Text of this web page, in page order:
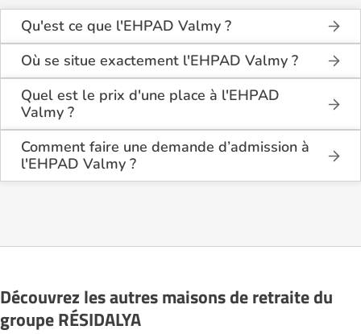
Qu'est ce que l'EHPAD Valmy ?
L'EHPAD Valmy est une maison de retraite
médicalisée de type hébergement permanent,
accueil de jour , située à Dijon (21000).
Où se situe exactement l'EHPAD Valmy ?
L'EHPAD Valmy est situé 43 avenue Françoise
Giroud à Dijon (21000), en Côte d'Or (21).
Quel est le prix d'une place à l'EHPAD
Valmy ?
L'EHPAD Valmy propose des logements en
chambre simple à partir de 2 418€ par mois.
Comment faire une demande d’admission à
l'EHPAD Valmy ?
La demande s’effectue directement via le formulaire
les coûts et les démarches administratives
Découvrez les autres maisons de retraite du
groupe RÉSIDALYA